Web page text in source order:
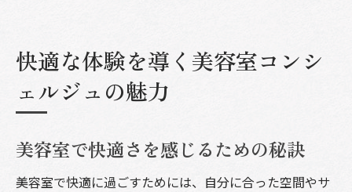
快適な体験を導く美容室コンシ
ェルジュの魅力
美容室で快適さを感じるための秘訣
美容室で快適に過ごすためには、自分に合った空間やサ